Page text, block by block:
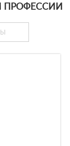
ПРОФЕССИИ